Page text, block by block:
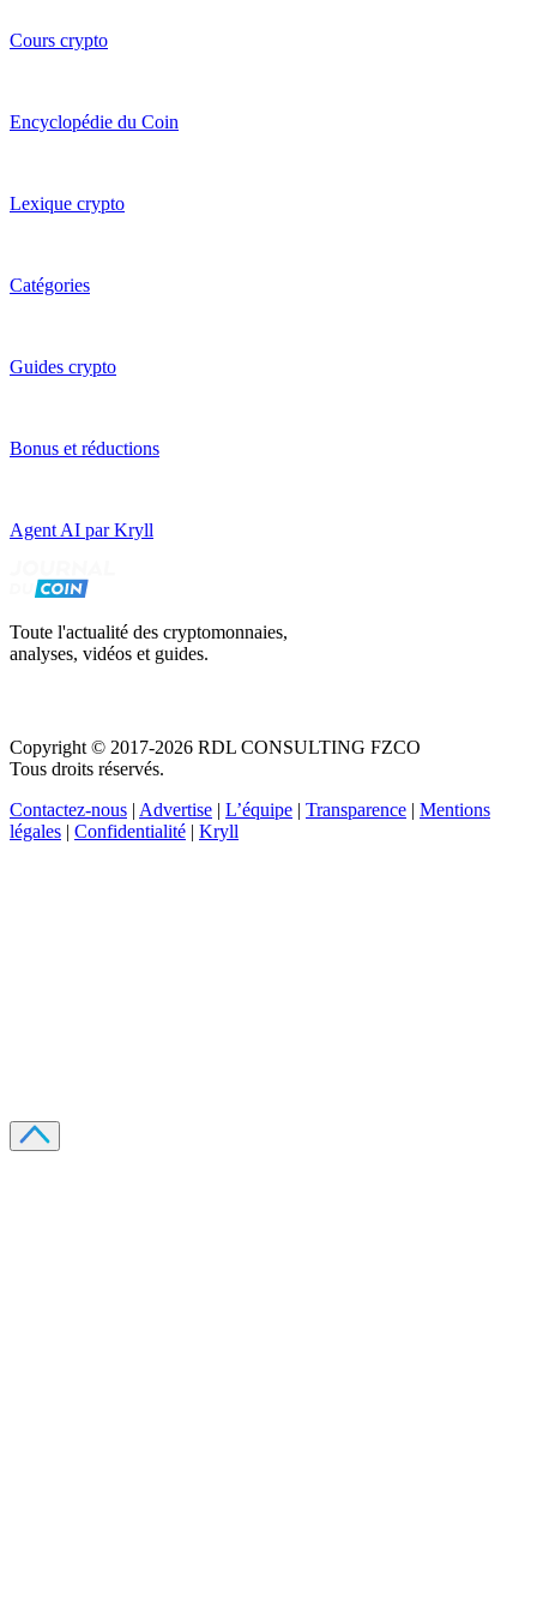
Cours crypto
Encyclopédie du Coin
Lexique crypto
Catégories
Guides crypto
Bonus et réductions
Agent AI par Kryll
Toute l'actualité des cryptomonnaies,
analyses, vidéos et guides.
Copyright © 2017-2026 RDL CONSULTING FZCO
Tous droits réservés.
Contactez-nous | Advertise | L’équipe | Transparence | Mentions
légales | Confidentialité | Kryll